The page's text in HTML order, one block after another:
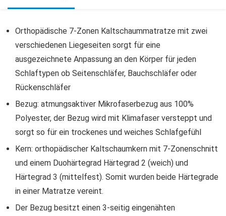
Orthopädische 7-Zonen Kaltschaummatratze mit zwei
verschiedenen Liegeseiten sorgt für eine
ausgezeichnete Anpassung an den Körper für jeden
Schlaftypen ob Seitenschläfer, Bauchschläfer oder
Rückenschläfer
Bezug: atmungsaktiver Mikrofaserbezug aus 100%
Polyester, der Bezug wird mit Klimafaser versteppt und
sorgt so für ein trockenes und weiches Schlafgefühl
Kern: orthopädischer Kaltschaumkern mit 7-Zonenschnitt
und einem Duohärtegrad Härtegrad 2 (weich) und
Härtegrad 3 (mittelfest). Somit wurden beide Härtegrade
in einer Matratze vereint.
Der Bezug besitzt einen 3-seitig eingenähten